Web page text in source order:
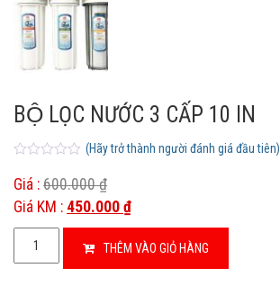
BỘ LỌC NƯỚC 3 CẤP 10 IN
o
u
t
f
(Hãy trở thành người đánh giá đầu tiên)
Giá : 600.000₫
Giá KM : 450.000 ₫
THÊM VÀO GIỎ HÀNG